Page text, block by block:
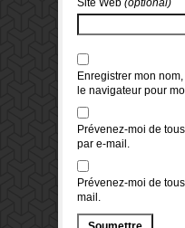
Site Web (optional)
Enregistrer mon
le navigateur pour
Prévenez-moi de
par e-mail.
Prévenez-moi de
mail.